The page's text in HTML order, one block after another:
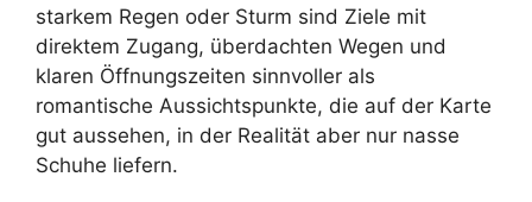
starkem Regen oder Sturm sind Ziele mit
direktem Zugang, überdachten Wegen und
klaren Öffnungszeiten sinnvoller als
romantische Aussichtspunkte, die auf der Karte
gut aussehen, in der Realität aber nur nasse
Schuhe liefern.